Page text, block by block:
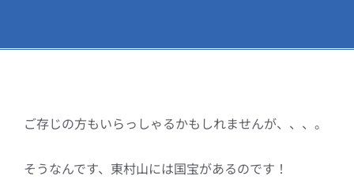
ご存じの方もいらっしゃるかもしれませんが、、、。
そうなんです、東村山には国宝があるのです！